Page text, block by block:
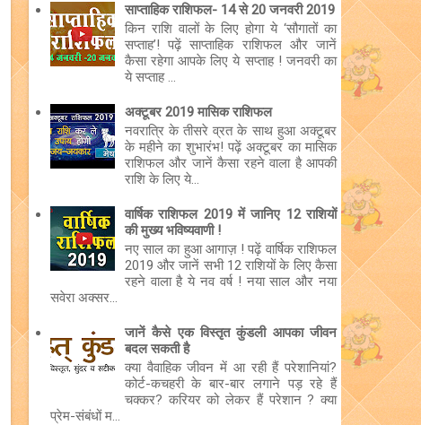
साप्ताहिक राशिफल- 14 से 20 जनवरी 2019
किन राशि वालों के लिए होगा ये ‘सौगातों का
सप्ताह’! पढ़ें साप्ताहिक राशिफल और जानें
कैसा रहेगा आपके लिए ये सप्ताह ! जनवरी का
ये सप्ताह ...
अक्टूबर 2019 मासिक राशिफल
नवरात्रि के तीसरे व्रत के साथ हुआ अक्टूबर
के महीने का शुभारंभ! पढ़ें अक्टूबर का मासिक
राशिफल और जानें कैसा रहने वाला है आपकी
राशि के लिए ये...
वार्षिक राशिफल 2019 में जानिए 12 राशियों
की मुख्य भविष्यवाणी !
नए साल का हुआ आगाज़ ! पढ़ें वार्षिक राशिफल
2019 और जानें सभी 12 राशियों के लिए कैसा
रहने वाला है ये नव वर्ष ! नया साल और नया
सवेरा अक्सर...
जानें कैसे एक विस्तृत कुंडली आपका जीवन
बदल सकती है
क्या वैवाहिक जीवन में आ रही हैं परेशानियां?
कोर्ट-कचहरी के बार-बार लगाने पड़ रहे हैं
चक्कर? करियर को लेकर हैं परेशान ? क्या
प्रेम-संबंधों म...